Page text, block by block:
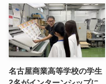
名古屋商業高等学校の学生